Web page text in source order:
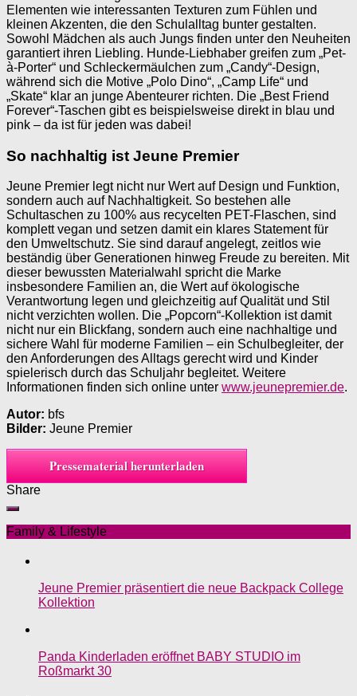
Elementen wie interessanten Texturen zum Fühlen und
kleinen Akzenten, die den Schulalltag bunter gestalten.
Sowohl Mädchen als auch Jungs finden unter den Neuheiten
garantiert ihren Liebling. Hunde-Liebhaber greifen zum „Pet-
à-Porter“ und Schleckermäulchen zum „Candy“-Design,
während sich die Motive „Polo Dino“, „Camp Life“ und
„Skate“ klar an junge Abenteurer richten. Die „Best Friend
Forever“-Taschen gibt es beispielsweise direkt in blau und
pink – da ist für jeden was dabei!
So nachhaltig ist Jeune Premier
Jeune Premier legt nicht nur Wert auf Design und Funktion,
sondern auch auf Nachhaltigkeit. So bestehen alle
Schultaschen zu 100% aus recycelten PET-Flaschen, sind
komplett vegan und setzen damit ein klares Statement für
den Umweltschutz. Sie sind darauf angelegt, zeitlos wie
beständig über Generationen hinweg Freude zu bereiten. Mit
dieser bewussten Materialwahl spricht die Marke
insbesondere Familien an, die Wert auf ökologische
Verantwortung legen und gleichzeitig auf Qualität und Stil
nicht verzichten wollen. Die „Popcorn“-Kollektion ist damit
nicht nur ein Blickfang, sondern auch eine nachhaltige und
sichere Wahl für moderne Familien – ein Schulbegleiter, der
den Anforderungen des Alltags gerecht wird und Kinder
spielerisch durch das Schuljahr begleitet. Weitere
Informationen finden sich online unter www.jeunepremier.de.
Autor: bfs
Bilder: Jeune Premier
Pressematerial herunterladen
Share
Family & Lifestyle
Jeune Premier präsentiert die neue Backpack College
Kollektion
Panda Kinderladen eröffnet BABY STUDIO im
Roßmarkt 30